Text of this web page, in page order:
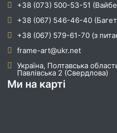
+38 (073) 500-53-51
+38 (067) 546-46-40
+38 (067) 579-61-70 (з
frame-art@ukr.net
Україна, Полтавська
Павлівська 2 (Свердлова)
Ми на карті